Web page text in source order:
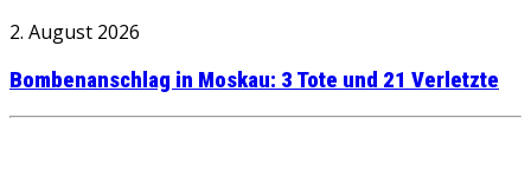
2. August 2026
Bombenanschlag in Moskau: 3 Tote und 21 Verletzte